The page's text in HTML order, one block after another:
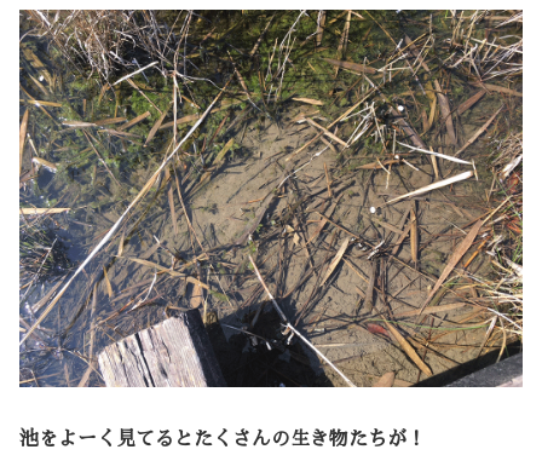
池をよーく見てるとたくさんの生き物たちが！